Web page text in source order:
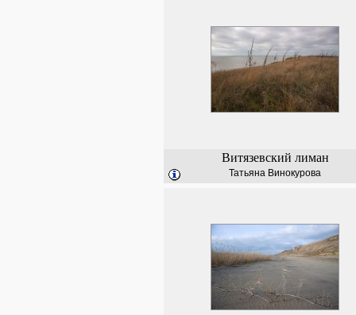
Витязевский лиман
Татьяна Винокурова